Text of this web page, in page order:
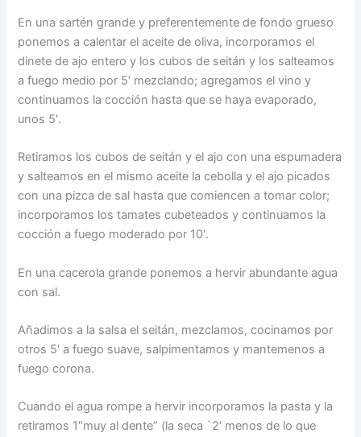
En una sartén grande y preferentemente de fondo grueso
ponemos a calentar el aceite de oliva, incorporamos el
dinete de ajo entero y los cubos de seitán y los salteamos
a fuego medio por 5′ mezclando; agregamos el vino y
continuamos la cocción hasta que se haya evaporado,
unos 5′.
Retiramos los cubos de seitán y el ajo con una espumadera
y salteamos en el mismo aceite la cebolla y el ajo picados
con una pizca de sal hasta que comiencen a tomar color;
incorporamos los tamates cubeteados y continuamos la
cocción a fuego moderado por 10′.
En una cacerola grande ponemos a hervir abundante agua
con sal.
Añadimos a la salsa el seitán, mezclamos, cocinamos por
otros 5′ a fuego suave, salpimentamos y mantemenos a
fuego corona.
Cuando el agua rompe a hervir incorporamos la pasta y la
retiramos 1″muy al dente” (la seca `2′ menos de lo que